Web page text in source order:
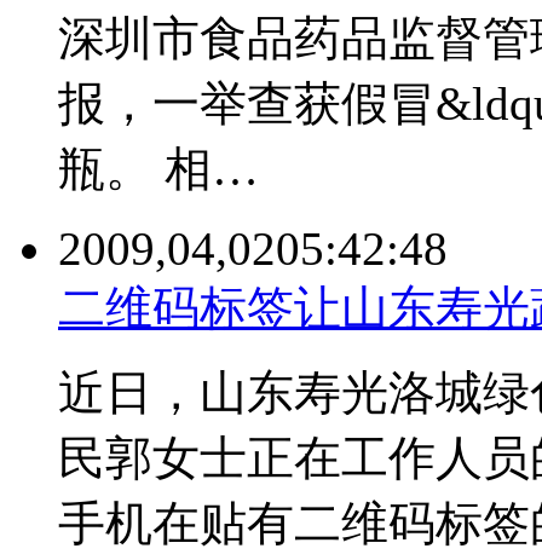
深圳市食品药品监督
报，一举查获假冒
瓶。 相…
2009,04,0205:42:48
二维码标签让山东寿
近日，山东寿光洛城
民郭女士正在工作人
手机在贴有二维码标